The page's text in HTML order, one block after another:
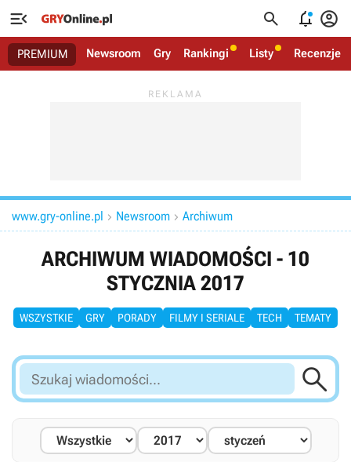
   
PREMIUM Newsroom Gry Rankingi Listy Recenzje
www.gry-online.pl  Newsroom  Archiwum
ARCHIWUM WIADOMOŚCI - 10
STYCZNIA 2017
WSZYSTKIE GRY PORADY FILMY I SERIALE TECH TEMATY
Szukaj
wiadomości...
